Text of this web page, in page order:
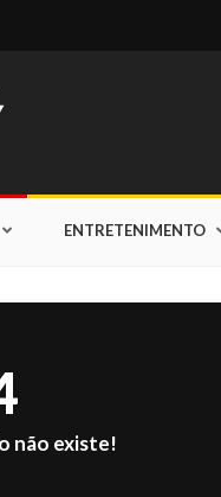
ENTRETENIMENTO
não existe!